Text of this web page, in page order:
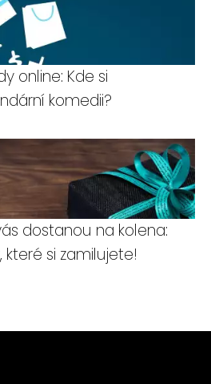
online: Kde si
komedii?
dostanou na kolena:
které si zamilujete!